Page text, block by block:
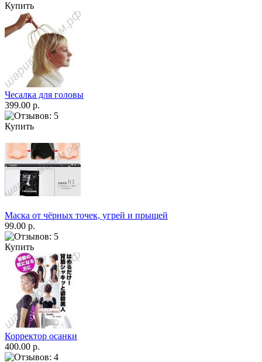
Купить
Чесалка для головы
399.00 р.
Купить
Маска от чёрных точек, угрей и прыщей
99.00 р.
Купить
Корректор осанки
400.00 р.